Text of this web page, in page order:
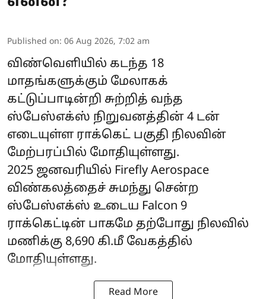
Published on: 06 Aug 2026, 7:02 am
விண்வெளியில் கடந்த 18
மாதங்களுக்கும் மேலாகக்
கட்டுப்பாடின்றி சுற்றித் வந்த
ஸ்பேஸ்எக்ஸ் நிறுவனத்தின் 4 டன்
எடையுள்ள ராக்கெட் பகுதி நிலவின்
மேற்பரப்பில் மோதியுள்ளது.
2025 ஜனவரியில் Firefly Aerospace
விண்கலத்தைச் சுமந்து சென்ற
ஸ்பேஸ்எக்ஸ் உடைய Falcon 9
ராக்கெட்டின் பாகமே தற்போது நிலவில்
மணிக்கு 8,690 கி.மீ வேகத்தில்
மோதியுள்ளது.
Read More